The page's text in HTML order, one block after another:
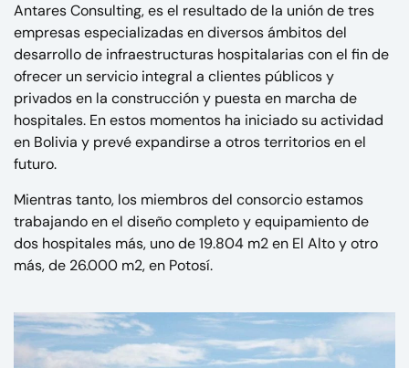
Antares Consulting, es el resultado de la unión de tres
empresas especializadas en diversos ámbitos del
desarrollo de infraestructuras hospitalarias con el fin de
ofrecer un servicio integral a clientes públicos y
privados en la construcción y puesta en marcha de
hospitales. En estos momentos ha iniciado su actividad
en Bolivia y prevé expandirse a otros territorios en el
futuro.
Mientras tanto, los miembros del consorcio estamos
trabajando en el diseño completo y equipamiento de
dos hospitales más, uno de 19.804 m2 en El Alto y otro
más, de 26.000 m2, en Potosí.